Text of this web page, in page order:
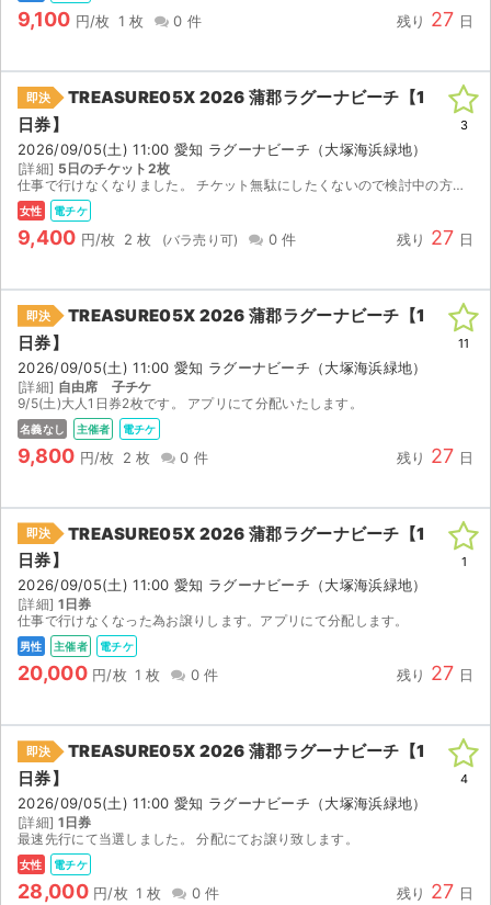
チケットジャムの取り組み
音楽情報
9,100 円/枚 1 枚 0 件 残り 27 日
即決
TREASURE05X 2026 蒲郡ラグーナビーチ【1
日券】
2026/09/05(土) 11:00 愛知 ラグーナビーチ（大塚海浜緑地）
[詳細] 5日のチケット2枚
仕事で行けなくなりました。 チケット無駄にしたくないので検討中の方良かったらよろしくお願いします！
女性 電チケ
9,400 円/枚 2 枚 0 件 残り 27 日
3
即決
TREASURE05X 2026 蒲郡ラグーナビーチ【1
日券】
2026/09/05(土) 11:00 愛知 ラグーナビーチ（大塚海浜緑地）
[詳細] 自由席 子チケ
9/5(土)大人1日券2枚です。 アプリにて分配いたします。
名義なし 主催者 電チケ
9,800 円/枚 2 枚 0 件 残り 27 日
11
即決
TREASURE05X 2026 蒲郡ラグーナビーチ【1
日券】
2026/09/05(土) 11:00 愛知 ラグーナビーチ（大塚海浜緑地）
[詳細] 1日券
仕事で行けなくなった為お譲りします。アプリにて分配します。
男性 主催者 電チケ
20,000 円/枚 1 枚 0 件 残り 27 日
1
即決
TREASURE05X 2026 蒲郡ラグーナビーチ【1
日券】
2026/09/05(土) 11:00 愛知 ラグーナビーチ（大塚海浜緑地）
[詳細] 1日券
最速先行にて当選しました。 分配にてお譲り致します。
女性 電チケ
28,000 円/枚 1 枚 0 件 残り 27 日
4